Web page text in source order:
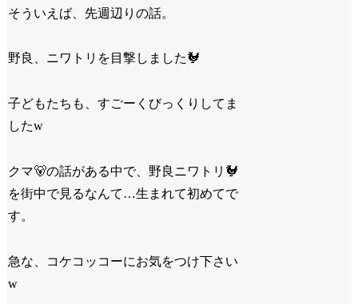
そういえば、先週辺りの話。
野良、ニワトリを目撃しました🐓
子どもたちも、すごーくびっくりしてま
したw
クマ🐻の話がある中で、野良ニワトリ🐓
を街中で見るなんて…生まれて初めてで
す。
急な、コケコッコーにお気をつけ下さい
w